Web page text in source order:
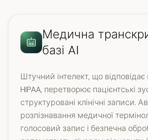
Медична
базі AI
Штучний інтелект, що
HIPAA, перетворює пацієнтські
структуровані клінічні записи.
розпізнавання медичної
голосовий запис і безпечна